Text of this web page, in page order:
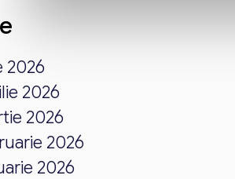
2026
2026
2026
2026
2026